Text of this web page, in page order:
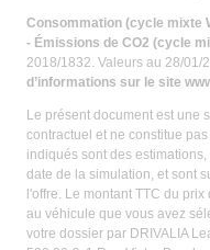
Consommation (cycle mixte
- Émissions de CO2 (cycle
2018/1832. Valeurs au 28/01/
d’informations sur le site
Le présent document est une
contractuel et ne constitue
indiqués sont des
date de la simulation, et sont
l'offre. Le montant TTC du
au véhicule que vous avez
votre dossier par DRIVALIA